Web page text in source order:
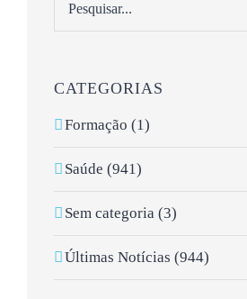
CATEGORIAS
Formação (1)
Saúde (941)
Sem categoria (3)
Últimas Notícias (944)